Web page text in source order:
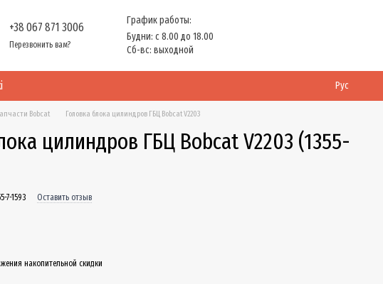
+38 067 871 3006
Перезвонить вам?
График работы:
Будни: с 8.00 до 18.00
Сб-вс: выходной
Рус
Bobcat Головка блока цилиндров ГБЦ Bobcat V2203
цилиндров ГБЦ Bobcat V2203 (1355-
7-1593 Оставить отзыв
накопительной скидки